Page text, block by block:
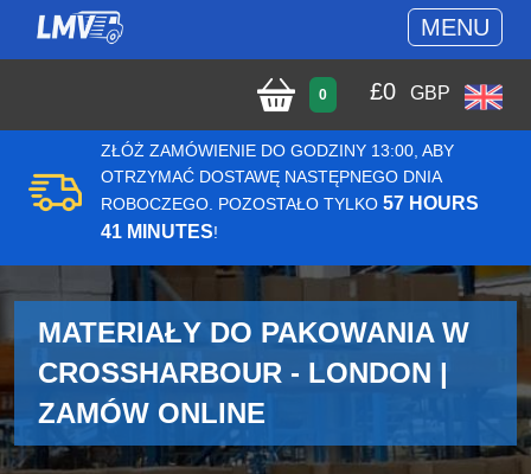
MENU
0 £0 GBP
ZŁÓŻ ZAMÓWIENIE DO GODZINY 13:00, ABY
OTRZYMAĆ DOSTAWĘ NASTĘPNEGO DNIA
ROBOCZEGO. POZOSTAŁO TYLKO 57 HOURS
41 MINUTES!
MATERIAŁY DO PAKOWANIA W
CROSSHARBOUR - LONDON |
ZAMÓW ONLINE